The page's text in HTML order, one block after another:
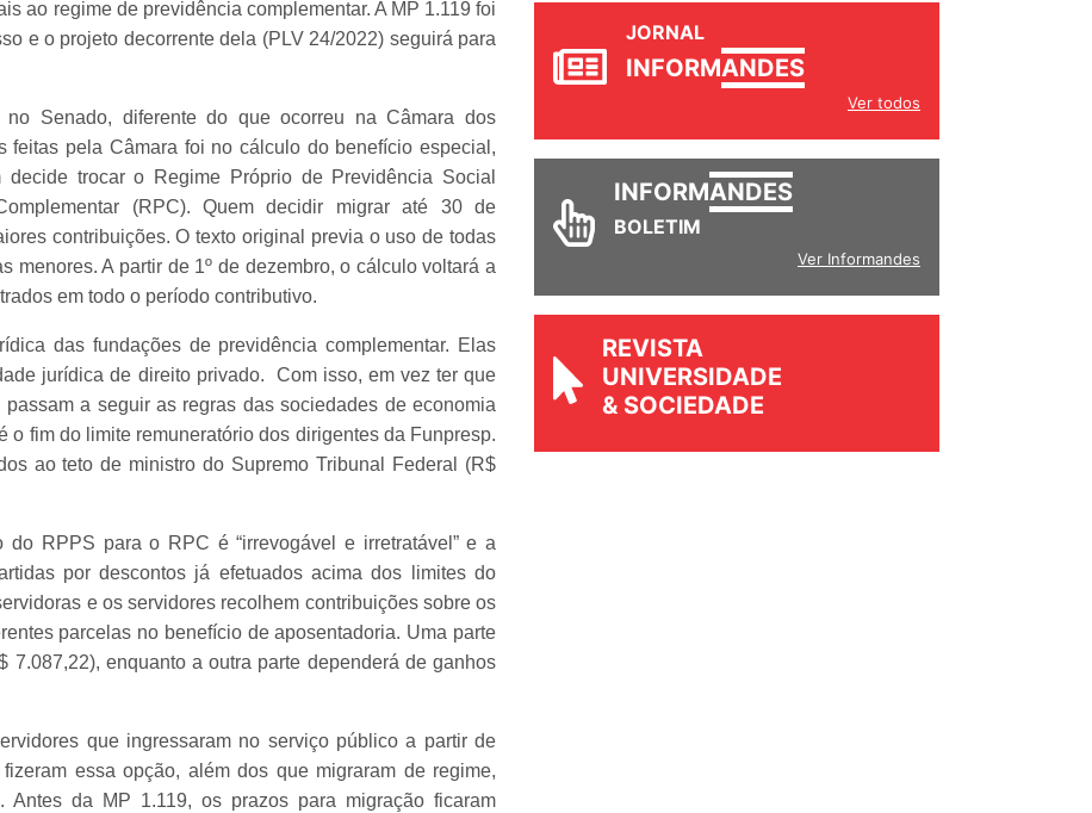
ao regime de previdência complementar. A MP 1.119 foi
e o projeto decorrente dela (PLV 24/2022) seguirá para
Senado, diferente do que ocorreu na Câmara dos
feitas pela Câmara foi no cálculo do benefício especial,
trocar o Regime Próprio de Previdência Social
(RPC). Quem decidir migrar até 30 de
contribuições. O texto original previa o uso de todas
menores. A partir de 1º de dezembro, o cálculo voltará a
em todo o período contributivo.
das fundações de previdência complementar. Elas
jurídica de direito privado. Com isso, em vez ter que
a seguir as regras das sociedades de economia
o fim do limite remuneratório dos dirigentes da Funpresp.
ao teto de ministro do Supremo Tribunal Federal (R$
RPPS para o RPC é “irrevogável e irretratável” e a
por descontos já efetuados acima dos limites do
e os servidores recolhem contribuições sobre os
parcelas no benefício de aposentadoria. Uma parte
7.087,22), enquanto a outra parte dependerá de ganhos
que ingressaram no serviço público a partir de
essa opção, além dos que migraram de regime,
Antes da MP 1.119, os prazos para migração ficaram
JORNAL
Ver todos
INFORM
Ver Informandes
REVISTA
UNIVERSIDADE